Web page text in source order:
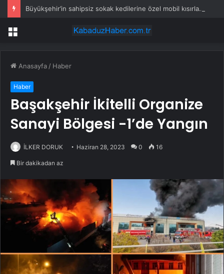
Büyükşehir’in sahipsiz sokak kedilerine özel mobil kısırlaştırma hizmeti sürüyor
Menü
Anasayfa / Haber
Haber
Başakşehir İkitelli Organize
Sanayi Bölgesi -1’de Yangın
İLKER DORUK Haziran 28, 2023 0 16
Bir dakikadan az